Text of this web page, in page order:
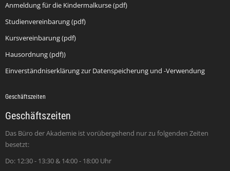
Anmeldung für die Kindermalkurse (pdf)
Studienvereinbarung (pdf)
Kursvereinbarung (pdf)
Hausordnung (pdf))
Einverständniserklärung zur Datenspeicherung und -Verwendung
Geschäftszeiten
Geschäftszeiten
Das Büro der Akademie ist vorübergehend nur zu folgenden Zeiten
besetzt:
Do: 12:30 - 13:30 & 14:00 - 18:00 Uhr